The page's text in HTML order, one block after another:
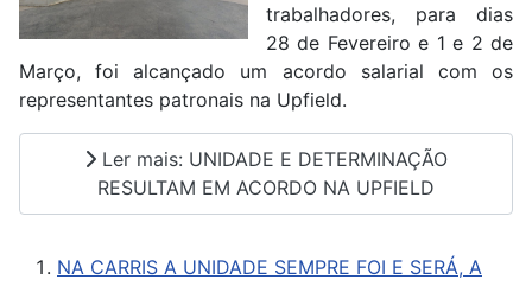
trabalhadores, para dias
28 de Fevereiro e 1 e 2 de
Março, foi alcançado um acordo salarial com os
representantes patronais na Upfield.
Ler mais: UNIDADE E DETERMINAÇÃO
RESULTAM EM ACORDO NA UPFIELD
NA CARRIS A UNIDADE SEMPRE FOI E SERÁ, A